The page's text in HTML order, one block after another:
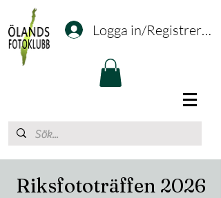
Logga in/Registrering
Riksfototräffen 2026